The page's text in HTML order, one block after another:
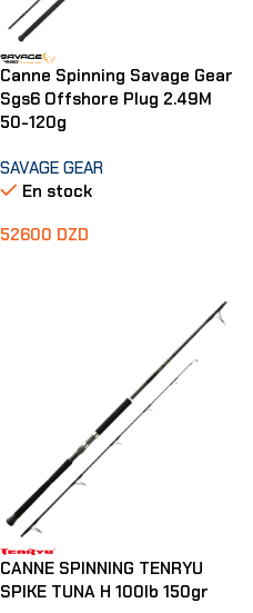
Canne Spinning Savage Gear
Sgs6 Offshore Plug 2.49M
50-120g
SAVAGE GEAR
En stock
52600 DZD
CANNE SPINNING TENRYU
SPIKE TUNA H 100lb 150gr